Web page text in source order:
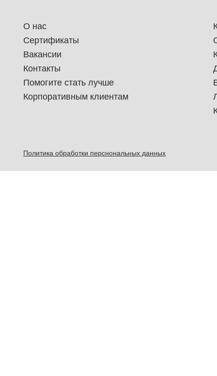
О нас
Сертификаты
Вакансии
Контакты
Помогите стать лучше
Корпоративным клиентам
Политика обработки перснональных данных